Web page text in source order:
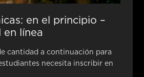
en el principio –
en línea
cantidad a continuación para
necesita inscribir en